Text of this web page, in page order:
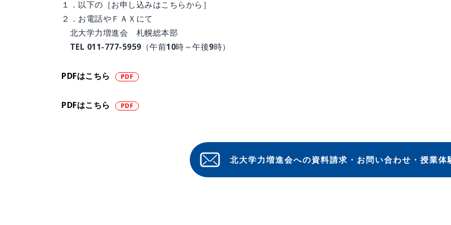
１．以下の［お申し込みはこちらから］
２．お電話やＦＡＸにて
北大学力増進会 札幌総本部
TEL 011-777-5959（午前10時～午後9時）
PDFはこちら
PDFはこちら
北大学力増進会への資料請求・お問い合わせ・授業体